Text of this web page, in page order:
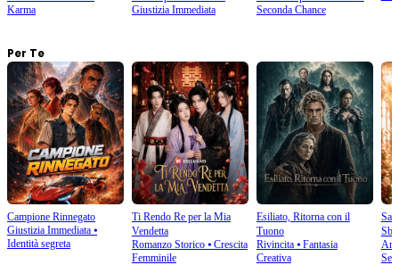
Karma
Giustizia Immediata
Seconda Chance
Per Te
Campione Rinnegato
Giustizia Immediata ⦁
Identità segreta
Ti Rendo Re per la Mia
Vendetta
Romanzo Storico⦁ Crescita
Femminile
Esiliato, Ritorna con il
Tuono
Rivincita⦁ Fantasia
Creativa